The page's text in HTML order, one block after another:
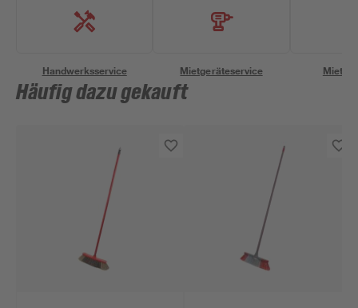
Handwerksservice Mietgeräteservice
Häufig dazu gekauft